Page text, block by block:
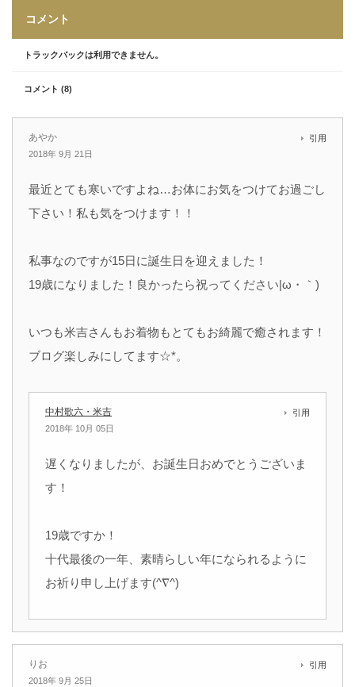
コメント
トラックバックは利用できません。
コメント (8)
あやか
2018年 9月 21日
引用
最近とても寒いですよね…お体にお気をつけてお過ごし
下さい！私も気をつけます！！
私事なのですが15日に誕生日を迎えました！
19歳になりました！良かったら祝ってください|ω・｀)
いつも米吉さんもお着物もとてもお綺麗で癒されます！
ブログ楽しみにしてます☆*。
中村歌六・米吉
2018年 10月 05日
引用
遅くなりましたが、お誕生日おめでとうございま
す！
19歳ですか！
十代最後の一年、素晴らしい年になられるように
お祈り申し上げます(^∇^)
りお
2018年 9月 25日
引用